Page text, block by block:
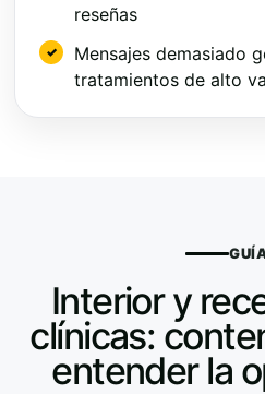
reseñas
Mensajes demasiado
tratamientos de alto
Interior y
clínicas:
entender la